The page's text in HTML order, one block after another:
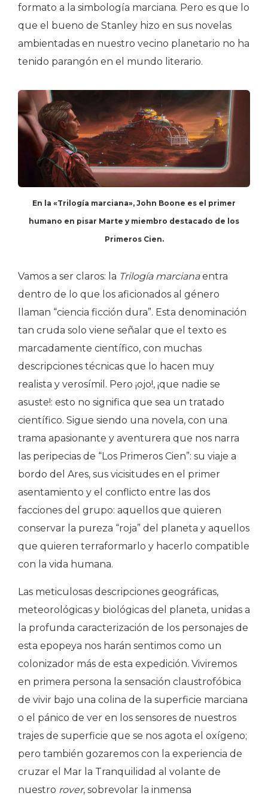
formato a la simbología marciana. Pero es que lo
que el bueno de Stanley hizo en sus novelas
ambientadas en nuestro vecino planetario no ha
tenido parangón en el mundo literario.
En la «Trilogía marciana», John Boone es el primer
humano en pisar Marte y miembro destacado de los
Primeros Cien.
Vamos a ser claros: la Trilogía marcianaentra
dentro de lo que los aficionados al género
llaman “ciencia ficción dura”. Esta denominación
tan cruda solo viene señalar que el texto es
marcadamente científico, con muchas
descripciones técnicas que lo hacen muy
realista y verosímil. Pero ¡ojo!, ¡que nadie se
asuste!: esto no significa que sea un tratado
científico. Sigue siendo una novela, con una
trama apasionante y aventurera que nos narra
las peripecias de “Los Primeros Cien”: su viaje a
bordo del Ares, sus vicisitudes en el primer
asentamiento y el conflicto entre las dos
facciones del grupo: aquellos que quieren
conservar la pureza “roja” del planeta y aquellos
que quieren terraformarlo y hacerlo compatible
con la vida humana.
Las meticulosas descripciones geográficas,
meteorológicas y biológicas del planeta, unidas a
la profunda caracterización de los personajes de
esta epopeya nos harán sentimos como un
colonizador más de esta expedición. Viviremos
en primera persona la sensación claustrofóbica
de vivir bajo una colina de la superficie marciana
o el pánico de ver en los sensores de nuestros
trajes de superficie que se nos agota el oxígeno;
pero también gozaremos con la experiencia de
cruzar el Mar la Tranquilidad al volante de
nuestro rover, sobrevolar la inmensa